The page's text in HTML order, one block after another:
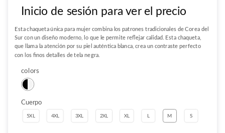
Inicio de sesión para ver el precio
Esta chaqueta única para mujer combina los patrones tradicionales de Corea del
Sur con un diseño moderno, lo que le permite reflejar calidad. Esta chaqueta,
que llama la atención por su piel auténtica blanca, crea un contraste perfecto
con los finos detalles de tela negra.
colors
Cuerpo
5XL 4XL 3XL 2XL XL M S